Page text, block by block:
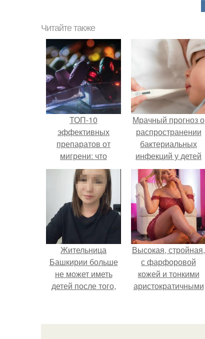
Читайте также
ТОП-10
эффективных
препаратов от
мигрени: что
выбрать для
облегчения
приступов
Мрачный прогноз о
распространении
бактериальных
инфекций у детей
вышел.
Жительница
Башкирии больше
не может иметь
детей после того,
месяце
Высокая, стройная,
с фарфоровой
кожей и тонкими
аристократичными
сошла с полотна